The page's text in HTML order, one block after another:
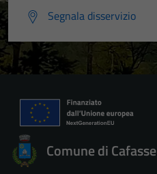
Segnala disservizio
Comune di Cafasse